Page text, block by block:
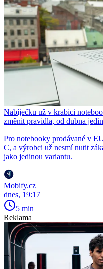
Nabíječku už v krabici
změnit pravidla, od dubna
Pro notebooky prodávané v
C, a výrobci už nesmí nutit
jako jedinou variantu.
Mobify.cz
dnes, 19:17
5 min
Reklama